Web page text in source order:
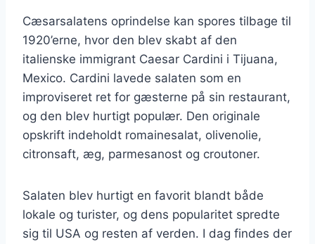
Cæsarsalatens oprindelse kan spores tilbage til
1920’erne, hvor den blev skabt af den
italienske immigrant Caesar Cardini i Tijuana,
Mexico. Cardini lavede salaten som en
improviseret ret for gæsterne på sin restaurant,
og den blev hurtigt populær. Den originale
opskrift indeholdt romainesalat, olivenolie,
citronsaft, æg, parmesanost og croutoner.
Salaten blev hurtigt en favorit blandt både
lokale og turister, og dens popularitet spredte
sig til USA og resten af verden. I dag findes der